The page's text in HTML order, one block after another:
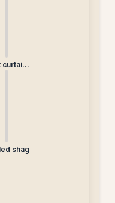
curtain
shag